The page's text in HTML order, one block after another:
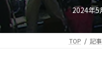
プ
動
2024年5
TOP 記